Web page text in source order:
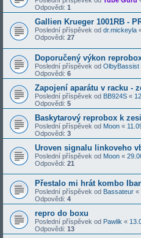
Odpovědi: 1
Gallien Krueger 1001RB -
Poslední příspěvek od dr.mickeyla
Odpovědi: 27
Doporučený výkon
Poslední příspěvek od OlbyBassist
Odpovědi: 6
Zapojení aparátu v racku -
Poslední příspěvek od BB924S «
Odpovědi: 5
Baskytarový reprobox k
Poslední příspěvek od Moon «
Odpovědi: 3
Uroven signalu linkoveho
Poslední příspěvek od Moon «
Odpovědi: 21
Přestalo mi hrát kombo
Poslední příspěvek od Bassateur «
Odpovědi: 4
repro do boxu
Poslední příspěvek od Pawlik «
Odpovědi: 13